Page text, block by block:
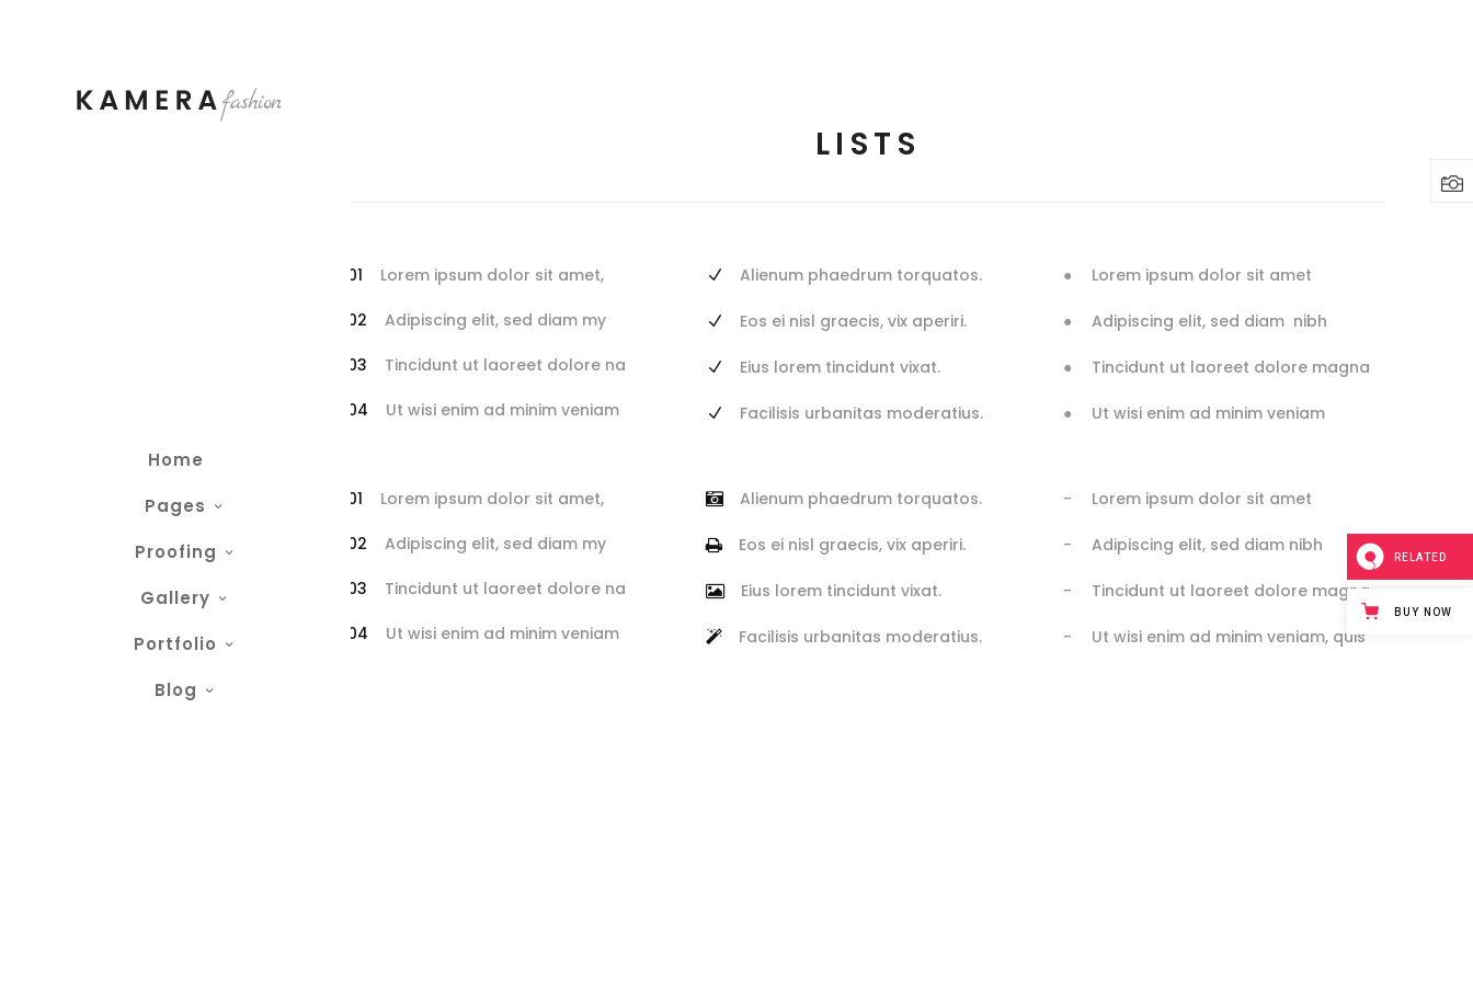
Home
Pages
Proofing
Gallery
Portfolio
Blog
LISTS
Lorem ipsum dolor sit amet,
Adipiscing elit, sed diam my
Tincidunt ut laoreet dolore na
Ut wisi enim ad minim veniam
Alienum phaedrum torquatos.
Eos ei nisl graecis, vix aperiri.
Eius lorem tincidunt vixat.
Facilisis urbanitas moderatius.
Lorem ipsum dolor sit amet
Adipiscing elit, sed diam nibh
Tincidunt ut laoreet dolore magna
Ut wisi enim ad minim veniam
Lorem ipsum dolor sit amet,
Adipiscing elit, sed diam my
Tincidunt ut laoreet dolore na
Ut wisi enim ad minim veniam
Alienum phaedrum torquatos.
Eos ei nisl graecis, vix aperiri.
Eius lorem tincidunt vixat.
Facilisis urbanitas moderatius.
Lorem ipsum dolor sit amet
Adipiscing elit, sed diam nibh
Tincidunt ut laoreet dolore magna
Ut wisi enim ad minim veniam, quis
RELATED
BUY NOW